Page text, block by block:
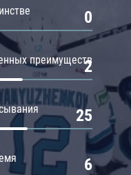
0
преимуществ
2
25
6